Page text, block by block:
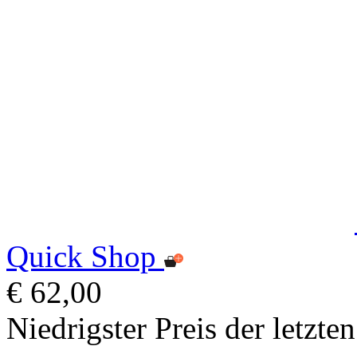
Quick Shop
€ 62,00
Niedrigster Preis der